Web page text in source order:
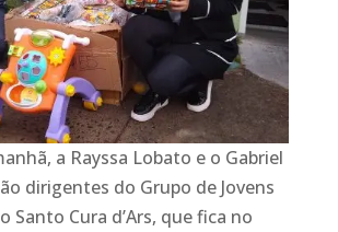
a Rayssa Lobato e o Gabriel
dirigentes do Grupo de Jovens
Santo Cura d’Ars, que fica no